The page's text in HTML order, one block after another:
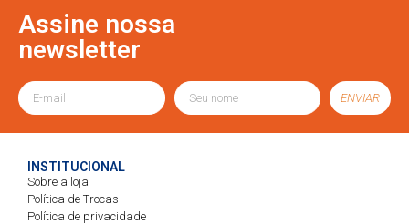
Assine nossa
newsletter
ENVIAR
INSTITUCIONAL
Sobre a loja
Política de Trocas
Política de privacidade